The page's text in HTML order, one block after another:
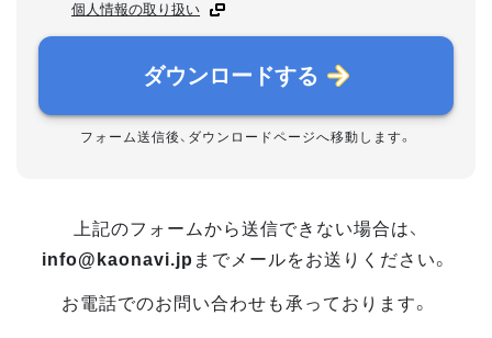
個人情報の取り扱い
ダウンロードする
フォーム送信後、ダウンロードページへ移動します。
上記のフォームから送信できない場合は、
info@kaonavi.jp までメールをお送りください。
お電話でのお問い合わせも承っております。